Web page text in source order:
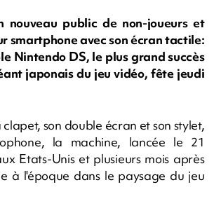
nouveau public de non-joueurs et
smartphone avec son écran tactile:
Nintendo DS, le plus grand succès
japonais du jeu vidéo, fête jeudi
son double écran et son stylet,
la machine, lancée le 21
Etats-Unis et plusieurs mois après
à l'époque dans le paysage du jeu